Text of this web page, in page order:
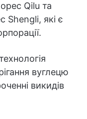
Qilu та
які є
вуглецю
викидів